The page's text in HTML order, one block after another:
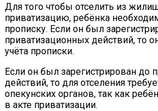
Для того чтобы отселить из
приватизацию, ребёнка
прописку. Если он был
приватизационных действий, то
учёта прописки.
Если он был зарегистрирован до
действий, то для отселения
опекунских органов, так как
в акте приватизации.